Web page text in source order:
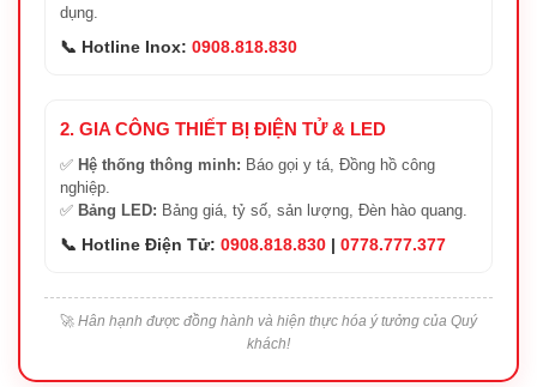
dụng.
📞 Hotline Inox: 0908.818.830
2. GIA CÔNG THIẾT BỊ ĐIỆN TỬ & LED
✅ Hệ thống thông minh: Báo gọi y tá, Đồng hồ công
nghiệp.
✅ Bảng LED: Bảng giá, tỷ số, sản lượng, Đèn hào quang.
📞 Hotline Điện Tử: 0908.818.830 | 0778.777.377
🚀 Hân hạnh được đồng hành và hiện thực hóa ý tưởng của Quý
khách!